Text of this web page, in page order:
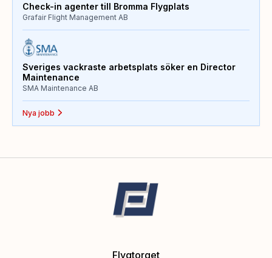
Check-in agenter till Bromma Flygplats
Grafair Flight Management AB
Sveriges vackraste arbetsplats söker en Director
Maintenance
SMA Maintenance AB
Nya jobb
Flygtorget